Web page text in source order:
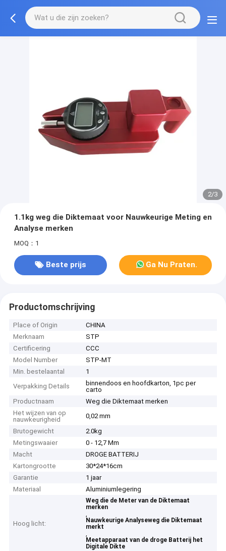
2/3
1.1kg weg die Diktemaat voor Nauwkeurige Meting en
Analyse merken
MOQ：1
Beste prijs Ga Nu Praten.
Productomschrijving
Place of Origin
CHINA
Merknaam
STP
Certificering
CCC
Model Number
STP-MT
Min. bestelaantal
1
Verpakking Details
binnendoos en hoofdkarton, 1pc per
carto
Productnaam
Weg die Diktemaat merken
Het wijzen van op
nauwkeurigheid
0,02 mm
Brutogewicht
2.0kg
Metingswaaier
0 - 12,7 Mm
Macht
DROGE BATTERIJ
Kartongrootte
30*24*16cm
Garantie
1 jaar
Materiaal
Aluminiumlegering
Hoog licht:
Weg die de Meter van de Diktemaat
merken
,
Nauwkeurige Analyseweg die Diktemaat
merkt
,
Meetapparaat van de droge Batterij het
Digitale Dikte